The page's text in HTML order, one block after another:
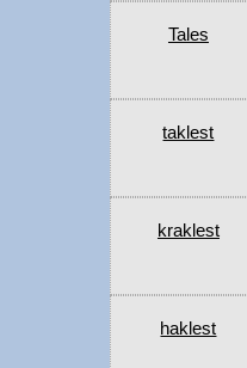
Tales
taklest
kraklest
haklest